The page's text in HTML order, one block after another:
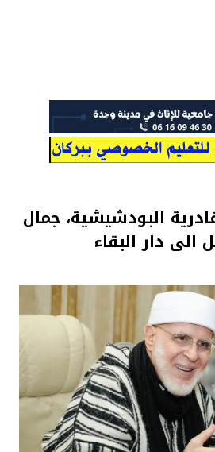
البودشيشية، جمال
الى دار البقاء